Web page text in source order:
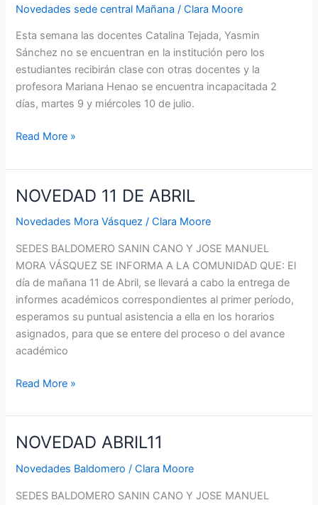
Novedades sede central Mañana /Clara Moore
Esta semana las docentes Catalina Tejada, Yasmin
Sánchez no se encuentran en la institución pero los
estudiantes recibirán clase con otras docentes y la
profesora Mariana Henao se encuentra incapacitada 2
días, martes 9 y miércoles 10 de julio.
JULIO,
Read More »
NOVEDAD 11 DE ABRIL
Novedades Mora Vásquez /Clara Moore
SEDES BALDOMERO SANIN CANO Y JOSE MANUEL
MORA VÁSQUEZ SE INFORMA A LA COMUNIDAD QUE: El
día de mañana 11 de Abril, se llevará a cabo la entrega de
informes académicos correspondientes al primer período,
esperamos su puntual asistencia a ella en los horarios
asignados, para que se entere del proceso o del avance
académico
NOVEDAD
DE
ABRIL
Read More »
NOVEDAD ABRIL11
Novedades Baldomero /Clara Moore
SEDES BALDOMERO SANIN CANO Y JOSE MANUEL
NOVEDAD